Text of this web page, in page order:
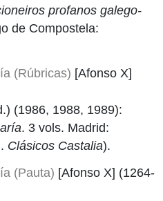
profanos galego-
de Compostela:
(Rúbricas) [Afonso X]
(1986, 1988, 1989):
. 3 vols. Madrid:
Clásicos Castalia).
(Pauta) [Afonso X] (1264-